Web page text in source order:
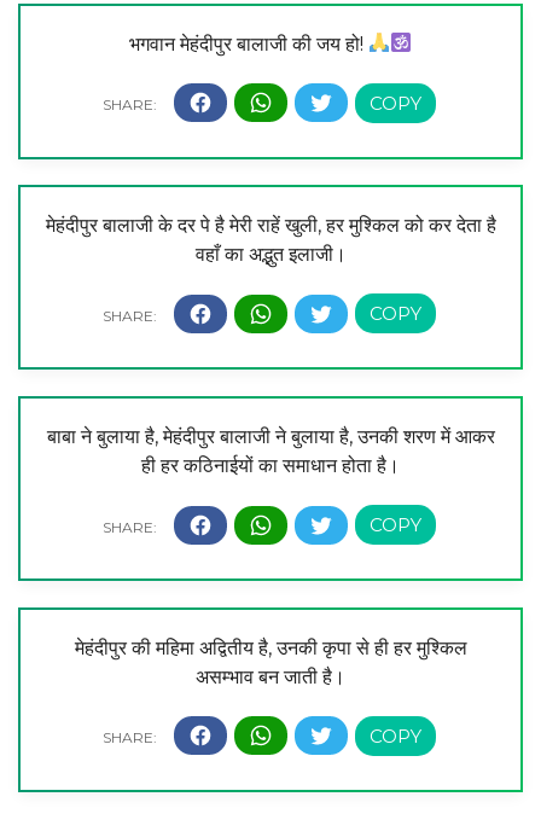
भगवान मेहंदीपुर बालाजी की जय हो!
मेहंदीपुर बालाजी के दर पे है मेरी राहें खुली, हर मुश्किल को कर देता है
वहाँ का अद्भुत इलाजी।
बाबा ने बुलाया है, मेहंदीपुर बालाजी ने बुलाया है, उनकी शरण में आकर
ही हर कठिनाईयों का समाधान होता है।
मेहंदीपुर की महिमा अद्वितीय है, उनकी कृपा से ही हर मुश्किल
असम्भाव बन जाती है।